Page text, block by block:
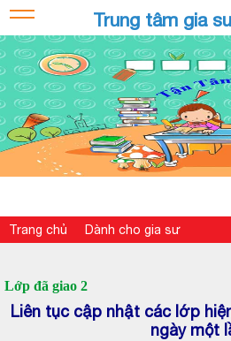
Trung tâm gia
Trang chủ Dành cho gia sư
Lớp đã giao 2
Liên tục cập nhật các lớp
ngày một